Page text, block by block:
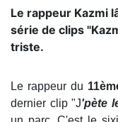
​Le rappeur Kazmi
série de clips
triste.
Le rappeur du
dernier clip "J'pète